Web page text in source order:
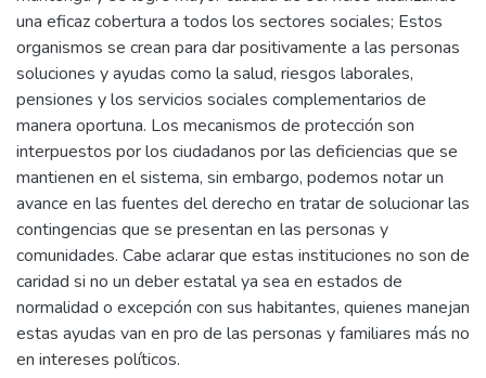
una eficaz cobertura a todos los sectores sociales; Estos
organismos se crean para dar positivamente a las personas
soluciones y ayudas como la salud, riesgos laborales,
pensiones y los servicios sociales complementarios de
manera oportuna. Los mecanismos de protección son
interpuestos por los ciudadanos por las deficiencias que se
mantienen en el sistema, sin embargo, podemos notar un
avance en las fuentes del derecho en tratar de solucionar las
contingencias que se presentan en las personas y
comunidades. Cabe aclarar que estas instituciones no son de
caridad si no un deber estatal ya sea en estados de
normalidad o excepción con sus habitantes, quienes manejan
estas ayudas van en pro de las personas y familiares más no
en intereses políticos.